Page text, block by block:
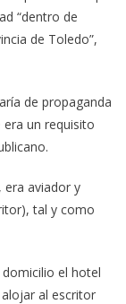
“dentro de
de Toledo”,
de propaganda
un requisito
era aviador y
tal y como
el hotel
al escritor